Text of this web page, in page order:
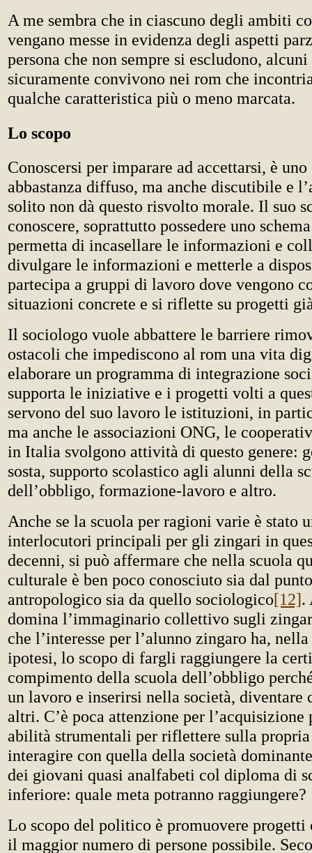
A me sembra che in ciascuno degli ambiti
vengano messe in evidenza degli aspetti
persona che non sempre si escludono,
sicuramente convivono nei rom che
qualche caratteristica più o meno marcata.
Lo scopo
Conoscersi per imparare ad accettarsi, è uno
abbastanza diffuso, ma anche discutibile e
solito non dà questo risvolto morale. Il suo
conoscere, soprattutto possedere uno
permetta di incasellare le informazioni e
divulgare le informazioni e metterle a
partecipa a gruppi di lavoro dove vengono
situazioni concrete e si riflette su progetti
Il sociologo vuole abbattere le barriere
ostacoli che impediscono al rom una vita
elaborare un programma di integrazione
supporta le iniziative e i progetti volti a
servono del suo lavoro le istituzioni, in
ma anche le associazioni ONG, le
in Italia svolgono attività di questo genere:
sosta, supporto scolastico agli alunni della
dell’obbligo, formazione-lavoro e altro.
Anche se la scuola per ragioni varie è stato
interlocutori principali per gli zingari in
decenni, si può affermare che nella scuola
culturale è ben poco conosciuto sia dal
antropologico sia da quello sociologico[12].
domina l’immaginario collettivo sugli
che l’interesse per l’alunno zingaro ha,
ipotesi, lo scopo di fargli raggiungere la
compimento della scuola dell’obbligo
un lavoro e inserirsi nella società, diventare
altri. C’è poca attenzione per l’acquisizione
abilità strumentali per riflettere sulla
interagire con quella della società
dei giovani quasi analfabeti col diploma di
inferiore: quale meta potranno raggiungere?
Lo scopo del politico è promuovere progetti
il maggior numero di persone possibile.